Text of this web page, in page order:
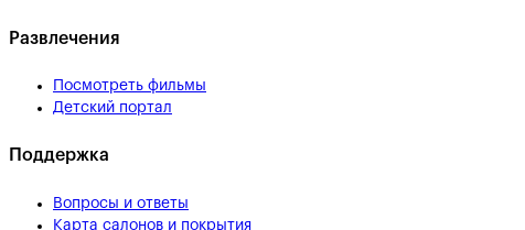
Развлечения
Посмотреть фильмы
Детский портал
Поддержка
Вопросы и ответы
Карта салонов и покрытия